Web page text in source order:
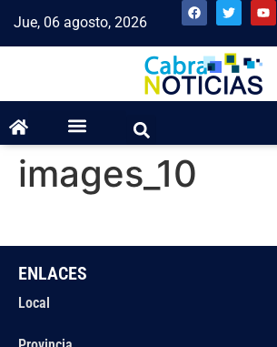
Jue, 06 agosto, 2026
images_10
ENLACES
Local